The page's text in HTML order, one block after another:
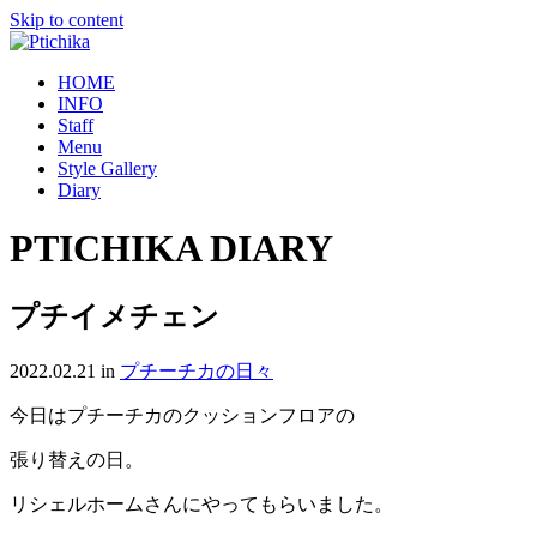
Skip to content
HOME
INFO
Staff
Menu
Style Gallery
Diary
PTICHIKA DIARY
プチイメチェン
2022.02.21 in プチーチカの日々
今日はプチーチカのクッションフロアの
張り替えの日。
リシェルホームさんにやってもらいました。